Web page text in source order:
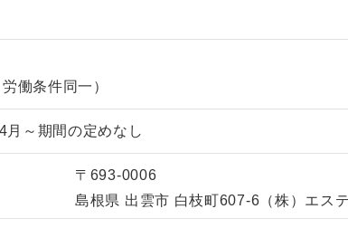
働条件同一）
月～期間の定めなし
〒693-0006
島根県 出雲市 白枝町607-6（株）エス